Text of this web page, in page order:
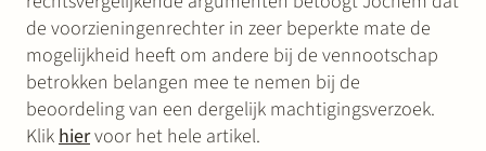
de voorzieningenrechter in zeer beperkte mate de
mogelijkheid heeft om andere bij de vennootschap
betrokken belangen mee te nemen bij de
beoordeling van een dergelijk machtigingsverzoek.
Klik hiervoor het hele artikel.